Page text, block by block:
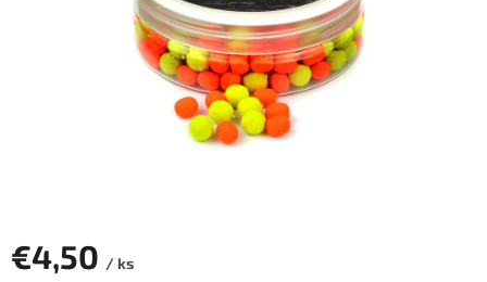
€4,50 / ks